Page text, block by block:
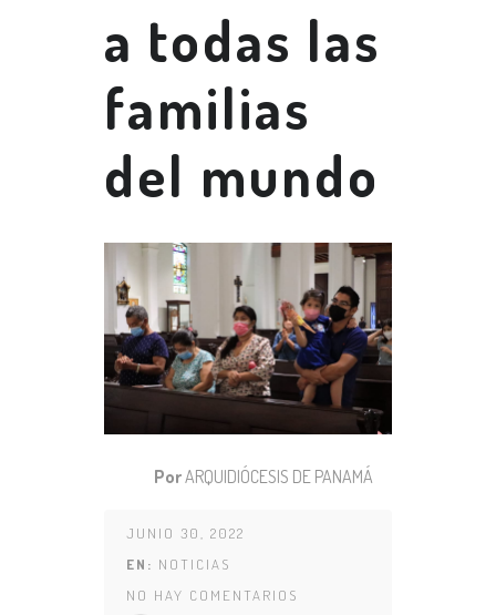
a todas las
familias
del mundo
PorARQUIDIÓCESIS DE PANAMÁ
JUNIO 30, 2022
EN: NOTICIAS
NO HAY COMENTARIOS